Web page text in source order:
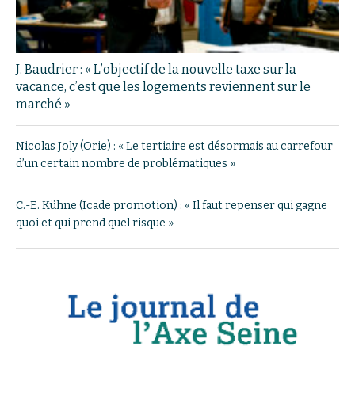
J. Baudrier : « L’objectif de la nouvelle taxe sur la
vacance, c’est que les logements reviennent sur le
marché »
Nicolas Joly (Orie) : « Le tertiaire est désormais au carrefour
d’un certain nombre de problématiques »
C.-E. Kühne (Icade promotion) : « Il faut repenser qui gagne
quoi et qui prend quel risque »